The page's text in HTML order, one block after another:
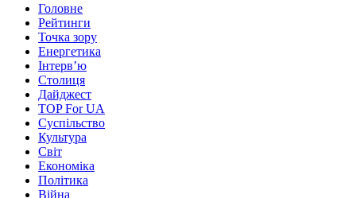
Головне
Рейтинги
Точка зору
Енергетика
Інтерв’ю
Столиця
Дайджест
TOP For UA
Суспiльство
Культура
Світ
Економіка
Політика
Війна